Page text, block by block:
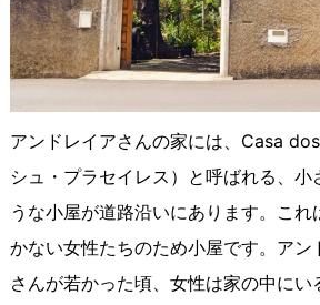
アンドレイアさんの家には、Casa
シュ・プラセイレス）と呼ばれる、小
うな小屋が道路沿いにあります。これ
かない女性たちのため小屋です。アン
さんが若かった頃、女性は家の中に